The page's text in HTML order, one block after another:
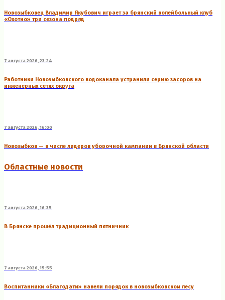
Новозыбковец Владимир Якубович играет за брянский волейбольный клуб
«Охотно» три сезона подряд
7 августа 2026, 23:24
Работники Новозыбковского водоканала устранили серию засоров на
инженерных сетях округа
7 августа 2026, 16:00
Новозыбков — в числе лидеров уборочной кампании в Брянской области
Областные новости
7 августа 2026, 16:35
В Брянске прошёл традиционный пятничник
7 августа 2026, 15:55
Воспитанники «Благодати» навели порядок в новозыбковском лесу